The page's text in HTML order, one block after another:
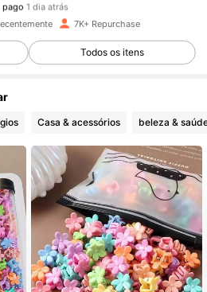
pago 1 dia atrás
2.1K Seguidores
Seguidores
2.1K Seguidores
Seguidores
Seguidores
7K+ Repurchase
Todos os itens
Casa & acessórios beleza &